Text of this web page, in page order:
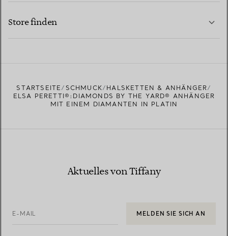
Store finden
STARTSEITE SCHMUCK
HALSKETTEN & ANHÄNGER
ELSA PERETTI®:DIAMONDS BY THE YARD® ANHÄNGER
MIT EINEM DIAMANTEN IN PLATIN
Aktuelles von Tiffany
E-MAIL MELDEN SIE SICH AN